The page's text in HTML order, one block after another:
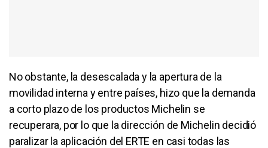
No obstante, la desescalada y la apertura de la
movilidad interna y entre países, hizo que la demanda
a corto plazo de los productos Michelin se
recuperara, por lo que la dirección de Michelin decidió
paralizar la aplicación del ERTE en casi todas las